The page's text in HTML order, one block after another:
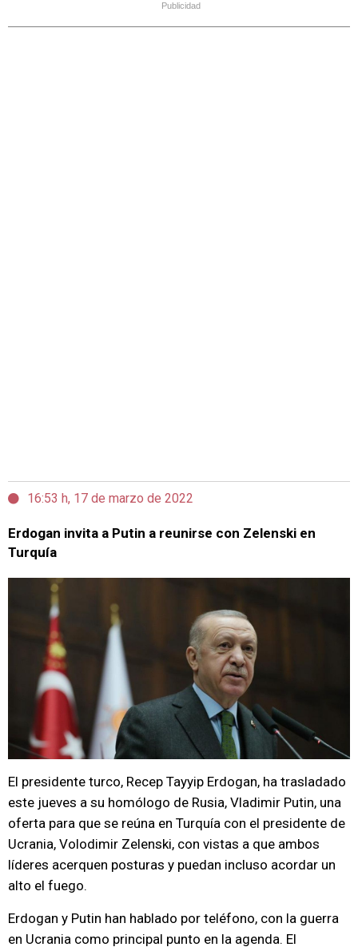
Publicidad
16:53 h, 17 de marzo de 2022
Erdogan invita a Putin a reunirse con Zelenski en
Turquía
El presidente turco, Recep Tayyip Erdogan, ha trasladado
este jueves a su homólogo de Rusia, Vladimir Putin, una
oferta para que se reúna en Turquía con el presidente de
Ucrania, Volodimir Zelenski, con vistas a que ambos
líderes acerquen posturas y puedan incluso acordar un
alto el fuego.
Erdogan y Putin han hablado por teléfono, con la guerra
en Ucrania como principal punto en la agenda. El